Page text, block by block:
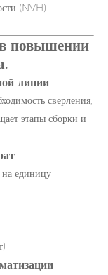
(NVH).
повышении
линии
сверления,
этапы сборки и
на единицу